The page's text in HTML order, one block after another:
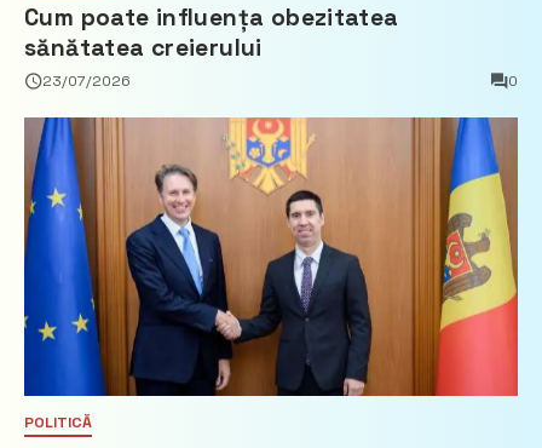
Cum poate influența obezitatea
sănătatea creierului
23/07/2026 0
POLITICĂ